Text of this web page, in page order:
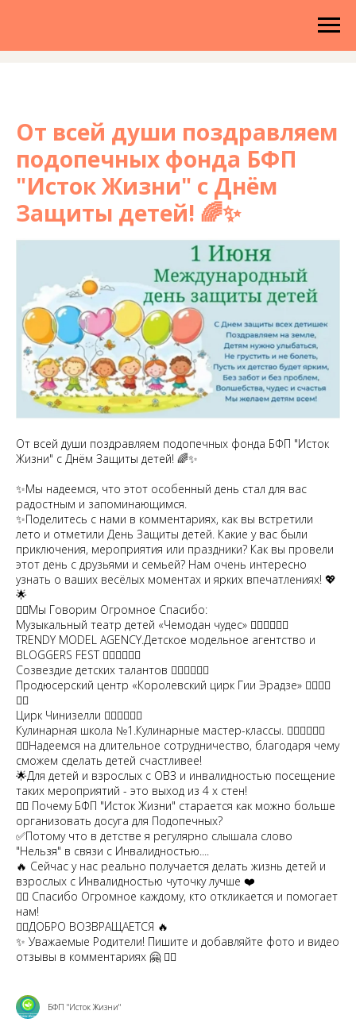
От всей души поздравляем
подопечных фонда БФП
"Исток Жизни" с Днём
Защиты детей! 🌈✨
От всей души поздравляем подопечных фонда БФП "Исток
Жизни" с Днём Защиты детей! 🌈✨
✨Мы надеемся, что этот особенный день стал для вас
радостным и запоминающимся.
✨Поделитесь с нами в комментариях, как вы встретили
лето и отметили День Защиты детей. Какие у вас были
приключения, мероприятия или праздники? Как вы провели
этот день с друзьями и семьей? Нам очень интересно
узнать о ваших весёлых моментах и ярких впечатлениях! 💖
🌟
❤️‍🔥Мы Говорим Огромное Спасибо:
Музыкальный театр детей «Чемодан чудес» ❤️‍🔥❤️‍🔥❤️‍🔥
TRENDY MODEL AGENCY.Детское модельное агентство и
BLOGGERS FEST ❤️‍🔥❤️‍🔥❤️‍🔥
Созвездие детских талантов ❤️‍🔥❤️‍🔥❤️‍🔥
Продюсерский центр «Королевский цирк Гии Эрадзе» ❤️‍🔥❤️‍🔥
❤️‍🔥
Цирк Чинизелли ❤️‍🔥❤️‍🔥❤️‍🔥
Кулинарная школа №1.Кулинарные мастер-классы. ❤️‍🔥❤️‍🔥❤️‍🔥
❤️‍🔥Надеемся на длительное сотрудничество, благодаря чему
сможем сделать детей счастливее!
🌟Для детей и взрослых с ОВЗ и инвалидностью посещение
таких мероприятий - это выход из 4 х стен!
❤️‍🔥 Почему БФП "Исток Жизни" старается как можно больше
организовать досуга для Подопечных?
✅Потому что в детстве я регулярно слышала слово
"Нельзя" в связи с Инвалидностью....
🔥 Сейчас у нас реально получается делать жизнь детей и
взрослых с Инвалидностью чуточку лучше ❤️
❤️‍🔥 Спасибо Огромное каждому, кто откликается и помогает
нам!
❤️‍🔥ДОБРО ВОЗВРАЩАЕТСЯ 🔥
✨ Уважаемые Родители! Пишите и добавляйте фото и видео
отзывы в комментариях 🤗 ❤️‍🔥
БФП "Исток Жизни"